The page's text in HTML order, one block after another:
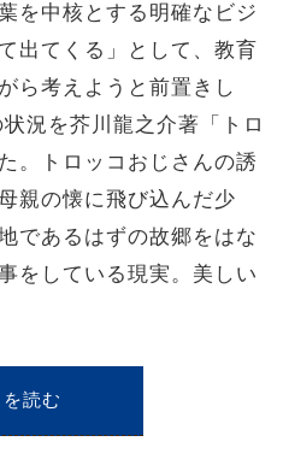
を中核とする明確なビジ
出てくる」として、教育
ら考えようと前置きし
況を芥川龍之介著「トロ
。トロッコおじさんの誘
親の懐に飛び込んだ少
であるはずの故郷をはな
をしている現実。美しい
読む